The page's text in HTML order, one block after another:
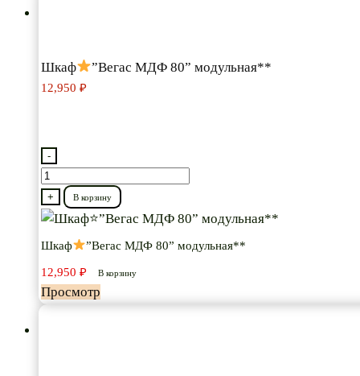
Шкаф
”Вегас МДФ 80” модульная**
12,950 ₽
-
Количество
товара
Шкаф
”Вегас
МДФ
80”
+ В корзину
Шкаф ”Вегас МДФ 80” модульная**
12,950 ₽ В корзину
Просмотр